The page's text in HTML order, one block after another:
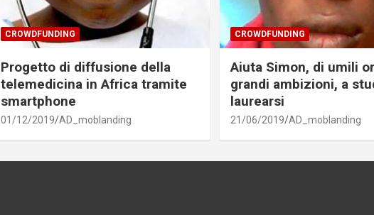
CROWDFUNDING
Progetto di diffusione della
telemedicina in Africa tramite
smartphone
01/12/2019 AD_moblanding
CROWDFUNDING
Aiuta Simon, di umili
grandi ambizioni, a
laurearsi
21/06/2019 AD_moblanding